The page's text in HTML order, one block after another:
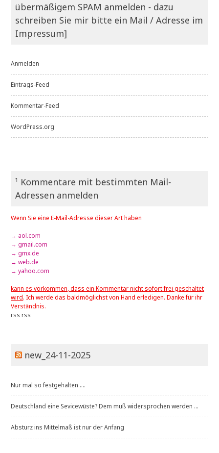
übermäßigem SPAM anmelden - dazu
schreiben Sie mir bitte ein Mail / Adresse im
Impressum]
Anmelden
Eintrags-Feed
Kommentar-Feed
WordPress.org
¹ Kommentare mit bestimmten Mail-
Adressen anmelden
Wenn Sie eine E-Mail-Adresse dieser Art haben
→ aol.com
→ gmail.com
→ gmx.de
→ web.de
→ yahoo.com
kann es vorkommen, dass ein Kommentar nicht sofort frei geschaltet
wird. Ich werde das baldmöglichst von Hand erledigen. Danke für ihr
Verständnis.
rss rss
new_24-11-2025
Nur mal so festgehalten ....
Deutschland eine Sevicewüste? Dem muß widersprochen werden ...
Absturz ins Mittelmaß ist nur der Anfang